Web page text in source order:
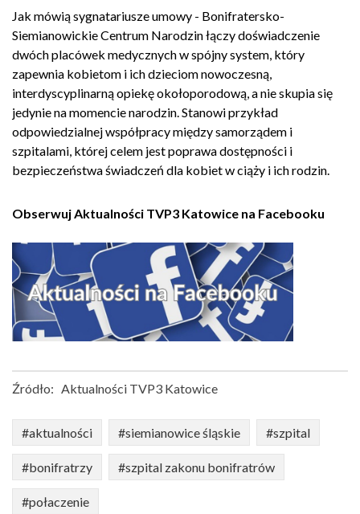
Jak mówią sygnatariusze umowy - Bonifratersko-
Siemianowickie Centrum Narodzin łączy doświadczenie
dwóch placówek medycznych w spójny system, który
zapewnia kobietom i ich dzieciom nowoczesną,
interdyscyplinarną opiekę okołoporodową, a nie skupia się
jedynie na momencie narodzin. Stanowi przykład
odpowiedzialnej współpracy między samorządem i
szpitalami, której celem jest poprawa dostępności i
bezpieczeństwa świadczeń dla kobiet w ciąży i ich rodzin.
Obserwuj Aktualności TVP3 Katowice na Facebooku
Źródło: Aktualności TVP3 Katowice
#aktualności #siemianowice śląskie #szpital
#bonifratrzy #szpital zakonu bonifratrów
#połaczenie